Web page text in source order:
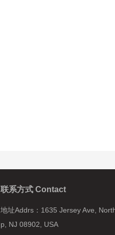
联系方式 Contact
地址Addrs： 1635 Jersey Ave,
p, NJ 08902, USA